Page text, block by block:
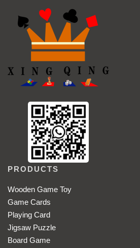
PRODUCTS
Wooden Game Toy
Game Cards
Playing Card
Jigsaw Puzzle
Board Game